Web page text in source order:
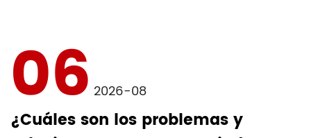
06 2026-08
¿Cuáles son los problemas y